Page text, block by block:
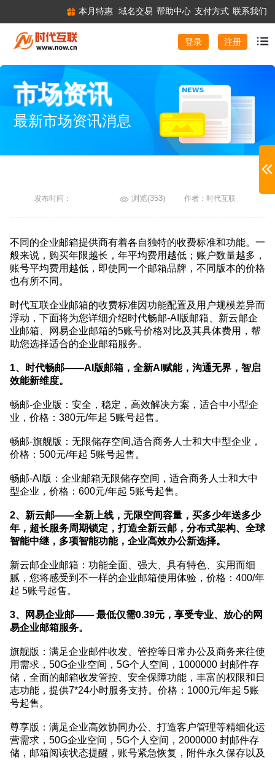
本月特惠 域名交易 帮助中心 支付方式 联系我们
登录 注册
市场资讯
最新市场资讯消息
发布时间： 浏览(353) 作者：时代互联
不同的企业邮箱提供商有着各自独特的收费标准和功能。一
般来说，购买年限越长，年平均费用越低；账户数量越多，
账号平均费用越低，即使同一个邮箱品牌，不同版本的价格
也有所不同。
时代互联企业邮箱的收费标准因功能配置及用户规模差异而
浮动，下面将为您详细介绍时代畅邮-AI版邮箱、新云邮企
业邮箱、网易企业邮箱的5账号价格对比及其具体费用，帮
助您选择适合的企业邮箱服务。
1、时代畅邮——AI版邮箱，全新AI赋能，沟通无界，智启
效能新维度。
畅邮-企业版：安全，稳定，高效解决方案，适合中小型企
业，价格：380元/年起 5账号起售。
畅邮-旗舰版：无限储存空间,适合商务人士和大中型企业，
价格：500元/年起 5账号起售。
畅邮-AI版：企业邮箱无限储存空间，适合商务人士和大中
型企业，价格：600元/年起 5账号起售。
2、新云邮——全新上线，无限空间容量，买多少年送多少
年，超长服务周期锁定，打造全新云邮，分布式架构、全球
智能中继，多项智能功能，企业高效办公新选择。
新云邮企业邮箱：功能全面、强大、具有特色、实用而细
腻，您将感受到不一样的企业邮箱使用体验，价格：400/年
起 5账号起售。
3、网易企业邮—— 最低仅需0.39元，享受专业、放心的网
易企业邮箱服务。
旗舰版：满足企业邮件收发、管控等日常办公及商务来往使
用需求，50G企业空间，5G个人空间，1000000 封邮件存
储，全面的邮箱收发管控、安全保障功能，丰富的权限和日
志功能，提供7*24小时服务支持。价格：1000元/年起 5账
号起售。
尊享版：满足企业高效协同办公、打造客户管理等精细化运
营需求，50G企业空间，5G个人空间，2000000 封邮件存
储，邮箱阅读状态提醒，账号紧急恢复，附件永久保存以及